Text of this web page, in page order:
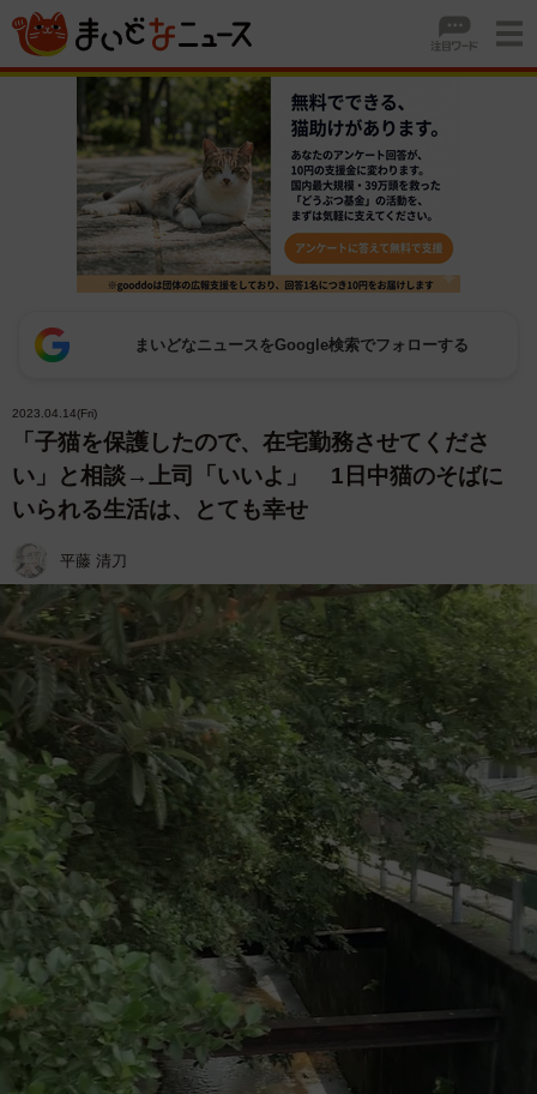
まいどなニュースをGoogle検索でフォローする
2023.04.14(Fri)
「子猫を保護したので、在宅勤務させてくださ
い」と相談→上司「いいよ」 1日中猫のそばに
いられる生活は、とても幸せ
平藤 清刀